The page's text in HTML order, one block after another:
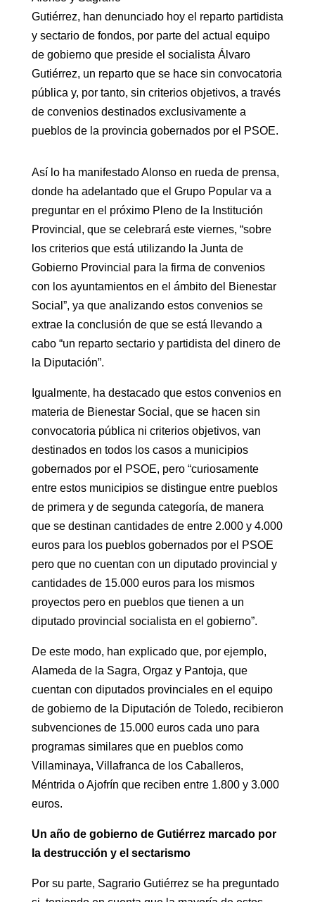
Gutiérrez, han denunciado hoy el reparto partidista
y sectario de fondos, por parte del actual equipo
de gobierno que preside el socialista Álvaro
Gutiérrez, un reparto que se hace sin convocatoria
pública y, por tanto, sin criterios objetivos, a través
de convenios destinados exclusivamente a
pueblos de la provincia gobernados por el PSOE.
Así lo ha manifestado Alonso en rueda de prensa,
donde ha adelantado que el Grupo Popular va a
preguntar en el próximo Pleno de la Institución
Provincial, que se celebrará este viernes, “sobre
los criterios que está utilizando la Junta de
Gobierno Provincial para la firma de convenios
con los ayuntamientos en el ámbito del Bienestar
Social”, ya que analizando estos convenios se
extrae la conclusión de que se está llevando a
cabo “un reparto sectario y partidista del dinero de
la Diputación”.
Igualmente, ha destacado que estos convenios en
materia de Bienestar Social, que se hacen sin
convocatoria pública ni criterios objetivos, van
destinados en todos los casos a municipios
gobernados por el PSOE, pero “curiosamente
entre estos municipios se distingue entre pueblos
de primera y de segunda categoría, de manera
que se destinan cantidades de entre 2.000 y 4.000
euros para los pueblos gobernados por el PSOE
pero que no cuentan con un diputado provincial y
cantidades de 15.000 euros para los mismos
proyectos pero en pueblos que tienen a un
diputado provincial socialista en el gobierno”.
De este modo, han explicado que, por ejemplo,
Alameda de la Sagra, Orgaz y Pantoja, que
cuentan con diputados provinciales en el equipo
de gobierno de la Diputación de Toledo, recibieron
subvenciones de 15.000 euros cada uno para
programas similares que en pueblos como
Villaminaya, Villafranca de los Caballeros,
Méntrida o Ajofrín que reciben entre 1.800 y 3.000
euros.
Un año de gobierno de Gutiérrez marcado por
la destrucción y el sectarismo
Por su parte, Sagrario Gutiérrez se ha preguntado